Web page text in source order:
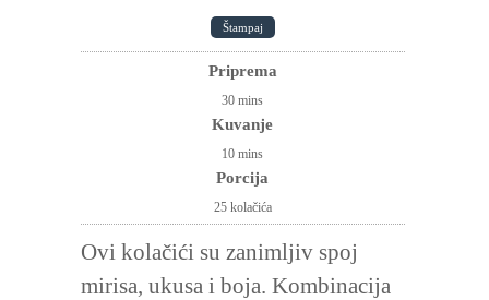
Štampaj
Priprema
30 mins
Kuvanje
10 mins
Porcija
25 kolačića
Ovi kolačići su zanimljiv spoj
mirisa, ukusa i boja. Kombinacija